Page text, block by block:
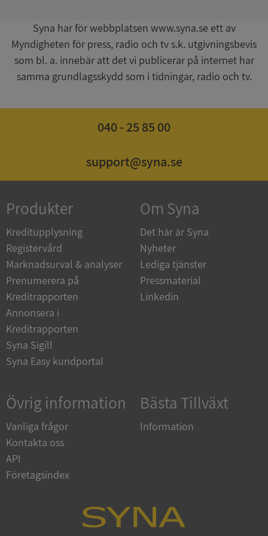
Syna har för webbplatsen www.syna.se ett av
Myndigheten för press, radio och tv s.k. utgivningsbevis
som bl. a. innebär att det vi publicerar på internet har
samma grundlagsskydd som i tidningar, radio och tv.
040 - 25 85 00
support@syna.se
Produkter
Kreditupplysning
Registervård
Marknadsurval & analyser
Prenumerera på
Kreditrapporten
Annonsera i
Kreditrapporten
Syna Sigill
Syna Easy kundportal
Om Syna
Det här är Syna
Nyheter
Lediga tjänster
Pressmaterial
Linkedin
Övrig information
Vanliga frågor
Kontakta oss
API
Företagsindex
Bästa Tillväxt
Information
de.syna.se
.syna.se
__RequestVerificationToken
Microsoft
CookieScriptConsent
_GRECAPTCHA